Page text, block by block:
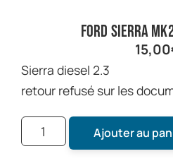
ford sierra
15,00
sierra diesel 2.3
retour refusé sur les
Ajouter au